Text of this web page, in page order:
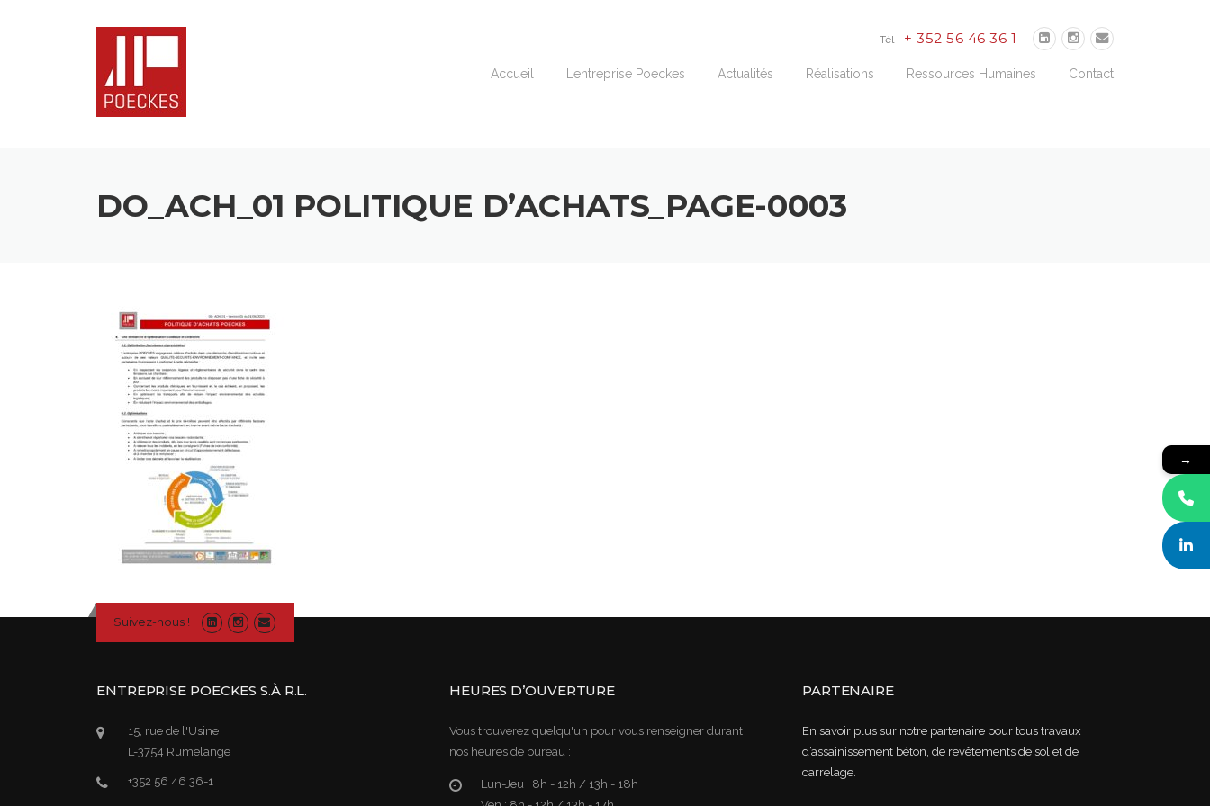
Tél : + 352 56 46 36 1
Accueil L’entreprise Poeckes Actualités Réalisations Ressources Humaines Contact
DO_ACH_01 POLITIQUE D’ACHATS_PAGE-0003
Suivez-nous !
ENTREPRISE POECKES S.À R.L.
15, rue de l'Usine
L-3754 Rumelange
+352 56 46 36-1
HEURES D’OUVERTURE
Vous trouverez quelqu'un pour vous renseigner durant
nos heures de bureau :
Lun-Jeu : 8h - 12h / 13h - 18h
PARTENAIRE
En savoir plus sur notre partenaire pour tous travaux
d’assainissement béton, de revêtements de sol et de
carrelage.
→